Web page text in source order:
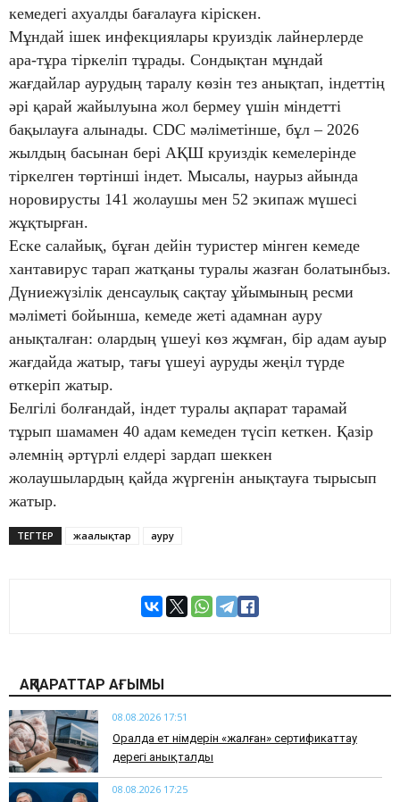
кемедегі ахуалды бағалауға кіріскен.
Мұндай ішек инфекциялары круиздік лайнерлерде
ара-тұра тіркеліп тұрады. Сондықтан мұндай
жағдайлар аурудың таралу көзін тез анықтап, індеттің
әрі қарай жайылуына жол бермеу үшін міндетті
бақылауға алынады. CDC мәліметінше, бұл – 2026
жылдың басынан бері АҚШ круиздік кемелерінде
тіркелген төртінші індет. Мысалы, наурыз айында
норовирусты 141 жолаушы мен 52 экипаж мүшесі
жұқтырған.
Еске салайық, бұған дейін туристер мінген кемеде
хантавирус тарап жатқаны туралы жазған болатынбыз.
Дүниежүзілік денсаулық сақтау ұйымының ресми
мәліметі бойынша, кемеде жеті адамнан ауру
анықталған: олардың үшеуі көз жұмған, бір адам ауыр
жағдайда жатыр, тағы үшеуі ауруды жеңіл түрде
өткеріп жатыр.
Белгілі болғандай, індет туралы ақпарат тарамай
тұрып шамамен 40 адам кемеден түсіп кеткен. Қазір
әлемнің әртүрлі елдері зардап шеккен
жолаушылардың қайда жүргенін анықтауға тырысып
жатыр.
ТЕГТЕР жаңалықтар ауру
АҚПАРАТТАР АҒЫМЫ
08.08.2026 17:51
Оралда ет өнімдерін «жалған» сертификаттау
дерегі анықталды
08.08.2026 17:25